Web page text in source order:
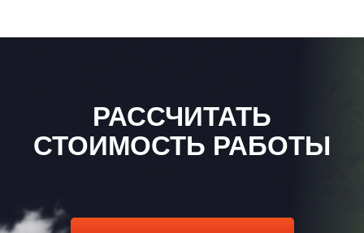
РАССЧИТАТЬ
СТОИМОСТЬ РАБОТЫ